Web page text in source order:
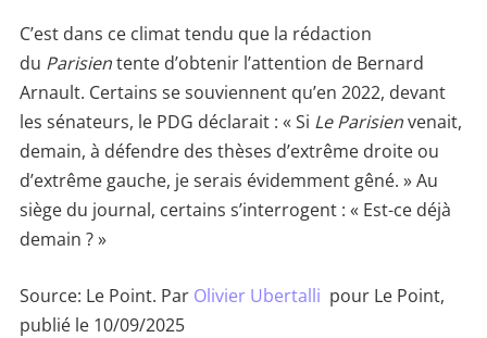
C’est dans ce climat tendu que la rédaction
du Parisientente d’obtenir l’attention de Bernard
Arnault. Certains se souviennent qu’en 2022, devant
les sénateurs, le PDG déclarait : « Si Le Parisienvenait,
demain, à défendre des thèses d’extrême droite ou
d’extrême gauche, je serais évidemment gêné. » Au
siège du journal, certains s’interrogent : « Est-ce déjà
demain ? »
Source: Le Point. Par Olivier Ubertalli pour Le Point,
publié le 10/09/2025